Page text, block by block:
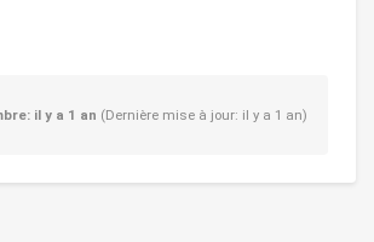
il y a 1 an (Dernière mise à jour: il y a 1 an)